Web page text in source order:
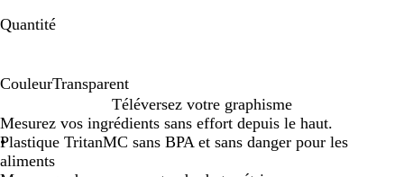
Quantité
CouleurTransparent
r
a
n
Téléversez votre graphisme
Mesurez vos ingrédients sans effort depuis le haut.
Plastique TritanMC sans BPA et sans danger pour les
aliments